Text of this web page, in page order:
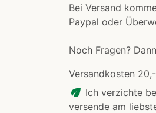
Bei Versand
Paypal oder
Noch Fragen?
Versandkosten
eco Ich verzichte
versende am